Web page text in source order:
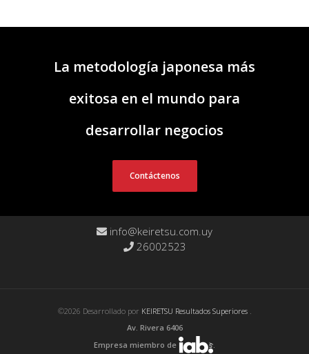
La metodología japonesa más
exitosa en el mundo para
desarrollar negocios
Contáctenos
info@keiretsu.com.uy
26002523
©2026 Desarrollado por KEIRETSU Resultados Superiores .
Av. Rivera 6406
Empresa miembro de
.